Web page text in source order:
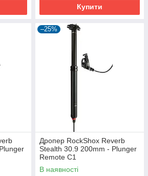
Купити
–25%
Дропер RockShox Reverb
Stealth 30.9 200mm - Plunger
Remote C1
В наявності